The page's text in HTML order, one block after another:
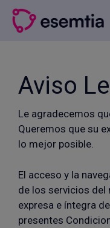
Saltar
Aviso
Le agradecemos
Queremos que su
lo mejor posible.
El acceso y la
de los servicios del
expresa e íntegra
presentes